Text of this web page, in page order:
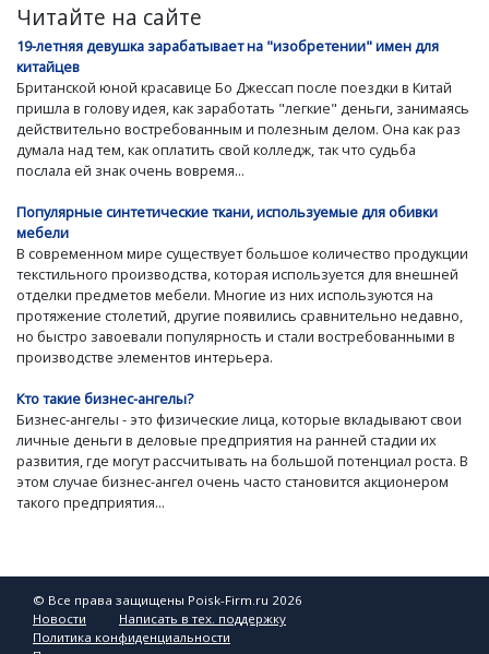
Читайте на сайте
19-летняя девушка зарабатывает на "изобретении" имен для
китайцев
Британской юной красавице Бо Джессап после поездки в Китай
пришла в голову идея, как заработать "легкие" деньги, занимаясь
действительно востребованным и полезным делом. Она как раз
думала над тем, как оплатить свой колледж, так что судьба
послала ей знак очень вовремя...
Популярные синтетические ткани, используемые для обивки
мебели
В современном мире существует большое количество продукции
текстильного производства, которая используется для внешней
отделки предметов мебели. Многие из них используются на
протяжение столетий, другие появились сравнительно недавно,
но быстро завоевали популярность и стали востребованными в
производстве элементов интерьера.
Кто такие бизнес-ангелы?
Бизнес-ангелы - это физические лица, которые вкладывают свои
личные деньги в деловые предприятия на ранней стадии их
развития, где могут рассчитывать на большой потенциал роста. В
этом случае бизнес-ангел очень часто становится акционером
такого предприятия...
© Все права защищены Poisk-Firm.ru 2026
Новости
Написать в тех. поддержку
Политика конфиденциальности